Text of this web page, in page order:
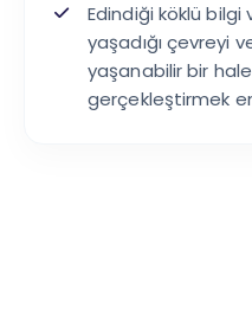
Edindiği köklü
yaşadığı çevreyi
yaşanabilir bir
gerçekleştirmek